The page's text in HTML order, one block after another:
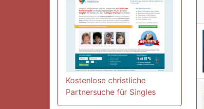
Kostenlose christliche
Partnersuche für Singles